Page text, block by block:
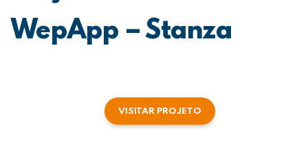
WepApp – Stanza
VISITAR PROJETO